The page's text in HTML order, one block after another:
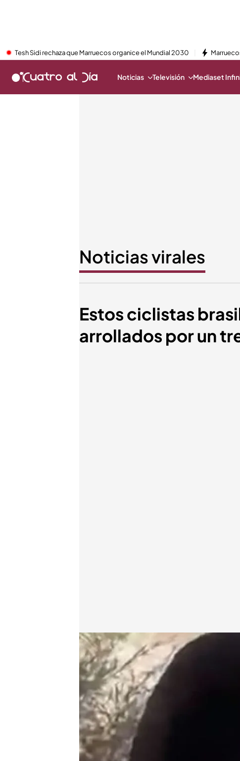
Tesh Sidi rechaza que Marruecos organice el Mundial 2030
Noticias Televisión Mediaset
Noticias virales
Estos ciclistas
arrollados por un
@Karl_Langas
21 MAY 2018 - 21:30h.
Compartir
Unos amigos se encontraban
zona que no conocían. El